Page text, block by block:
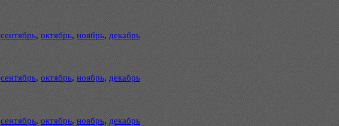
сентябрь, октябрь, ноябрь, декабрь
сентябрь, октябрь, ноябрь, декабрь
сентябрь, октябрь, ноябрь, декабрь